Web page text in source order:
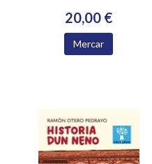
20,00 €
Mercar